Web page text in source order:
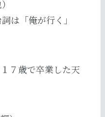
は「俺が行く」
７歳で卒業した天